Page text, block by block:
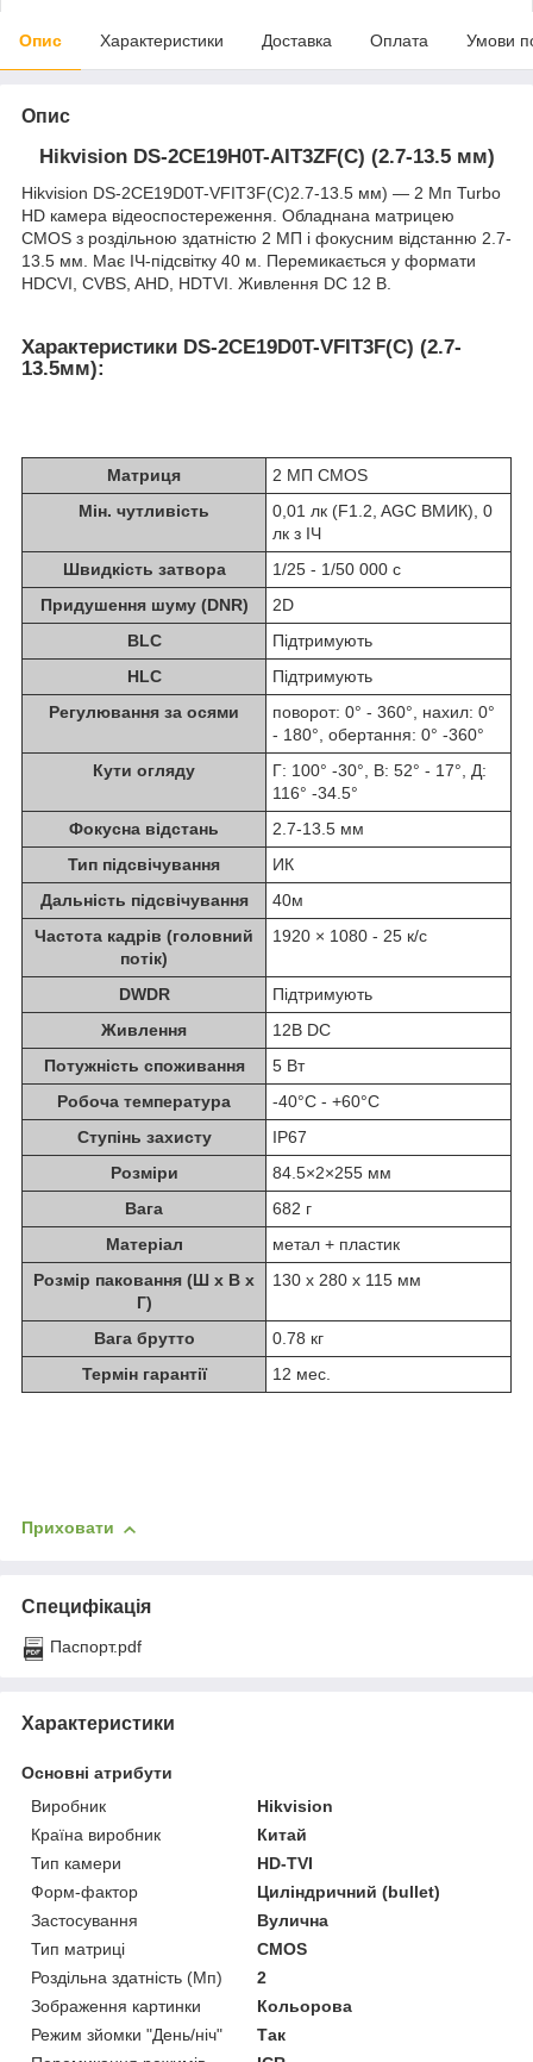
Опис Характеристики Доставка Оплата Умови
Опис
Hikvision DS-2CE19H0T-AIT3ZF(C) (2.7-13.5 мм)
Hikvision DS-2CE19D0T-VFIT3F(C)2.7-13.5 мм) — 2 Мп Turbo
HD камера відеоспостереження. Обладнана матрицею
CMOS з роздільною здатністю 2 МП і фокусним відстанню 2.7-
13.5 мм. Має ІЧ-підсвітку 40 м. Перемикається у формати
HDCVI, CVBS, AHD, HDTVI. Живлення DC 12 В.
Характеристики DS-2CE19D0T-VFIT3F(C) (2.7-
13.5мм):
Матриця
2 МП CMOS
Мін. чутливість
0,01 лк (F1.2, AGC ВМИК), 0
лк з ІЧ
Швидкість затвора
1/25 - 1/50 000 с
Придушення шуму (DNR)
2D
BLC
Підтримують
HLC
Підтримують
Регулювання за осями
поворот: 0° - 360°, нахил: 0°
- 180°, обертання: 0° -360°
Кути огляду
Г: 100° -30°, В: 52° - 17°, Д:
116° -34.5°
Фокусна відстань
2.7-13.5 мм
Тип підсвічування
ИК
Дальність підсвічування
40м
Частота кадрів (головний
потік)
1920 × 1080 - 25 к/с
DWDR
Підтримують
Живлення
12В DC
Потужність споживання
5 Вт
Робоча температура
-40°C - +60°C
Ступінь захисту
IP67
Розміри
84.5×2×255 мм
Вага
682 г
Матеріал
метал + пластик
Розмір паковання (Ш х В х
Г)
130 x 280 x 115 мм
Вага брутто
0.78 кг
Термін гарантії
12 мес.
Приховати
Специфікація
Паспорт.pdf
Характеристики
Основні атрибути
Виробник
Hikvision
Країна виробник
Китай
Тип камери
HD-TVI
Форм-фактор
Циліндричний (bullet)
Застосування
Вулична
Тип матриці
CMOS
Роздільна здатність (Мп)
2
Зображення картинки
Кольорова
Режим зйомки "День/ніч"
Так